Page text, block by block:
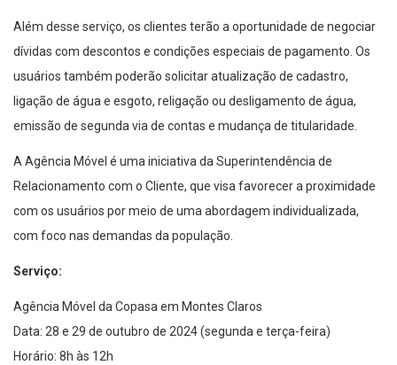
Além desse serviço, os clientes terão a oportunidade de negociar
dívidas com descontos e condições especiais de pagamento. Os
usuários também poderão solicitar atualização de cadastro,
ligação de água e esgoto, religação ou desligamento de água,
emissão de segunda via de contas e mudança de titularidade.
A Agência Móvel é uma iniciativa da Superintendência de
Relacionamento com o Cliente, que visa favorecer a proximidade
com os usuários por meio de uma abordagem individualizada,
com foco nas demandas da população.
Serviço:
Agência Móvel da Copasa em Montes Claros
Data: 28 e 29 de outubro de 2024 (segunda e terça-feira)
Horário: 8h às 12h